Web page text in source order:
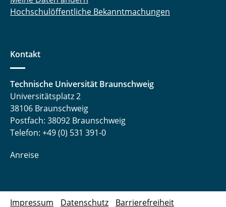
Hochschulöffentliche Bekanntmachungen
Kontakt
Technische Universität Braunschweig
Universitätsplatz 2
38106 Braunschweig
Postfach: 38092 Braunschweig
Telefon: +49 (0) 531 391-0
Anreise
Impressum Datenschutz Barrierefreiheit